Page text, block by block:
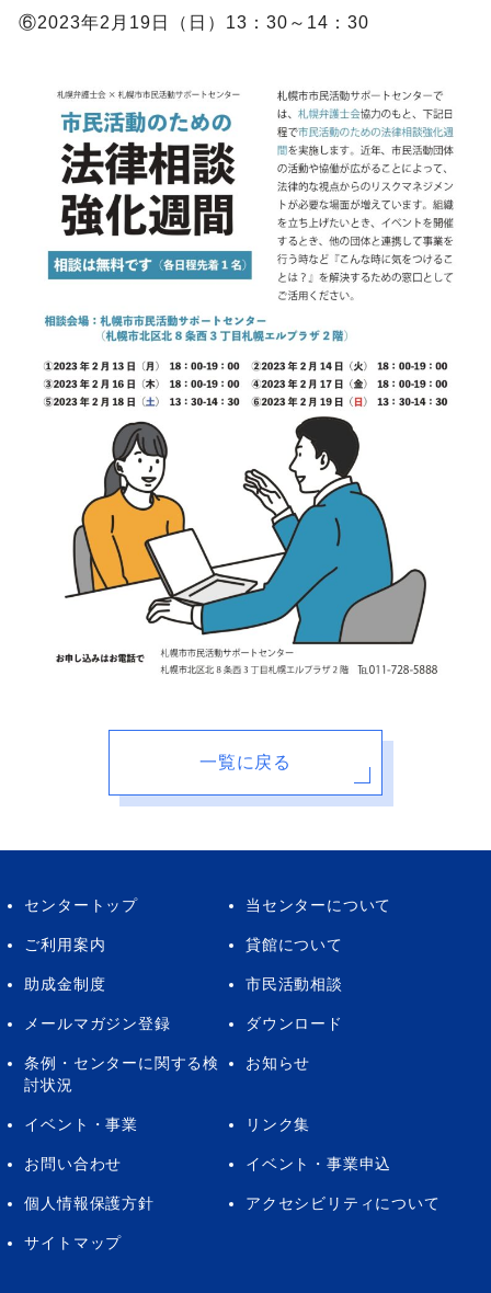
⑥2023年2月19日（日）13：30～14：30
一覧に戻る
センタートップ 当センターについて
ご利用案内 貸館について
助成金制度 市民活動相談
メールマガジン登録 ダウンロード
条例・センターに関する検
討状況
お知らせ
イベント・事業 リンク集
お問い合わせ イベント・事業申込
個人情報保護方針 アクセシビリティについて
サイトマップ